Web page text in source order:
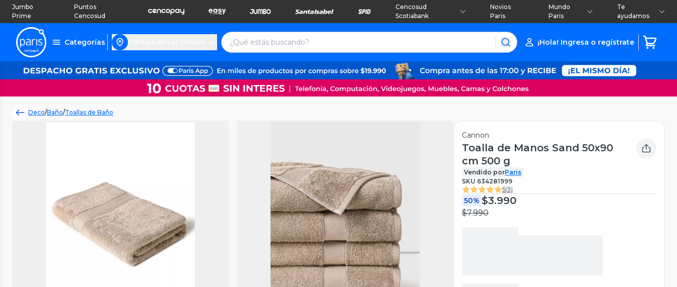
Jumbo
Prime
Puntos
Cencosud
Cencosud
Scotiabank
Novios
Paris
Mundo
Paris
Te
ayudamos
Categorías ¡Hola! Ingresa o regístrate
Deco/Baño/Toallas de Baño
Cannon
Toalla de Manos Sand 50x90
cm 500 g
Vendido porParis
SKU 634281999
5(3)
50% $3.990
$7.990